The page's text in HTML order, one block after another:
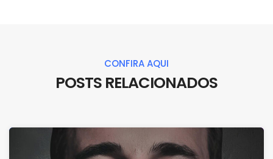
CONFIRA AQUI
POSTS RELACIONADOS